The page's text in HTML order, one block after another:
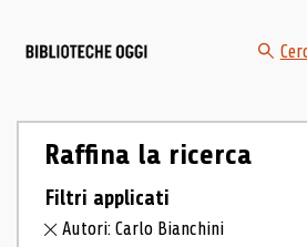
Raffina la ricerca
Filtri applicati
Autori: Carlo Bianchini